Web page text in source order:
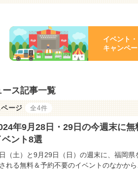
イベント・
キャンペ
ス記事一覧
ージ 全4件
年9月28日・29日の今週末に無
ント8選
（土）と9月29日（日）の週末に、福岡県
れる無料＆予約不要のイベントのなかから